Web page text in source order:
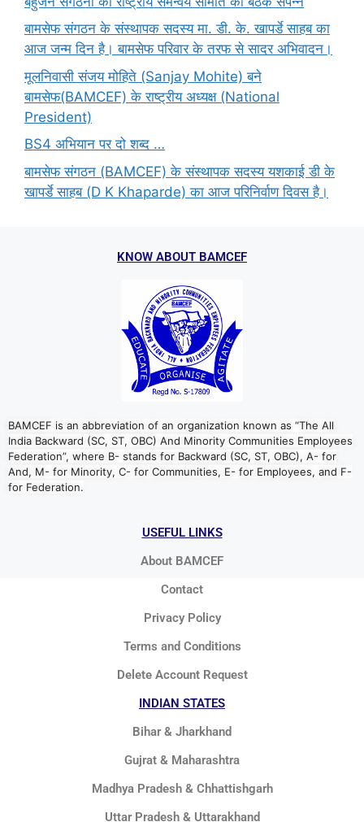
बामसेफ संगठन के संस्थापक सदस्य मा. डी. के. खापर्डे साहब का
आज जन्म दिन है। बामसेफ परिवार के तरफ से सादर अभिवादन।
मूलनिवासी संजय मोहिते (Sanjay Mohite) बने
बामसेफ(BAMCEF) के राष्ट्रीय अध्यक्ष (National
President)
BS4 अभियान पर दो शब्द …
बामसेफ संगठन (BAMCEF) के संस्थापक सदस्य यशकाई डी के
खापर्डे साहब (D K Khaparde) का आज परिनिर्वाण दिवस है।
KNOW ABOUT BAMCEF
BAMCEF is an abbreviation of an organization known as “The All
India Backward (SC, ST, OBC) And Minority Communities Employees
Federation”, where B- stands for Backward (SC, ST, OBC), A- for
And, M- for Minority, C- for Communities, E- for Employees, and F-
for Federation.
USEFUL LINKS
About BAMCEF
Contact
Privacy Policy
Terms and Conditions
Delete Account Request
INDIAN STATES
Bihar & Jharkhand
Gujrat & Maharashtra
Madhya Pradesh & Chhattishgarh
Uttar Pradesh & Uttarakhand